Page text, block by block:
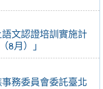
文認證培訓實施計
8月）」
務委員會委託臺北